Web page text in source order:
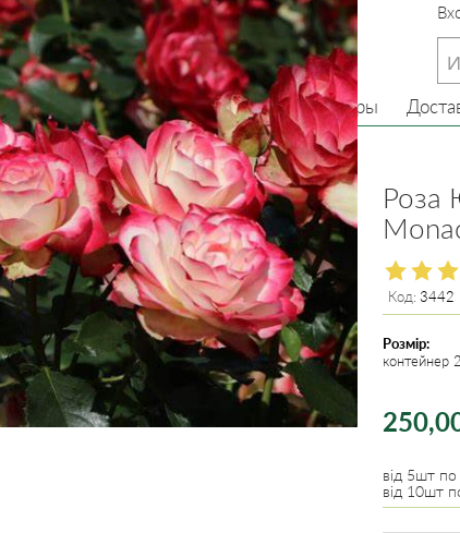
(044) 233-22-13
(097) 233-22-13
(093) 233-22-13
(099) 233-22-13
Главная О нас Товары
Розы Флорибунда
Роза
Код: 3442
Розмір:
контейнер
від 5шт по
від 10шт